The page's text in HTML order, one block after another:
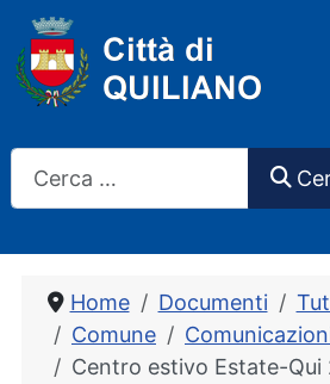
Home Documenti
Comune
Centro estivo Estate-Qui